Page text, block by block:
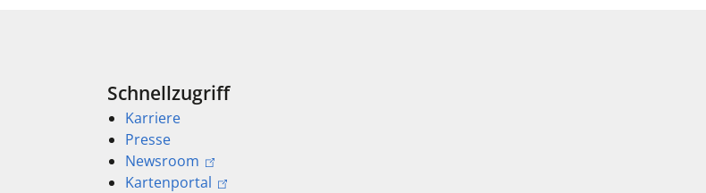
Schnellzugriff
Karriere
Presse
Newsroom
Kartenportal